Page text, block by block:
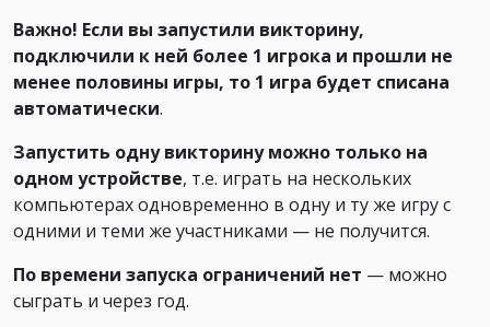
Важно! Если вы запустили викторину,
подключили к ней более 1 игрока и прошли не
менее половины игры, то 1 игра будет списана
автоматически.
Запустить одну викторину можно только на
одном устройстве, т.е. играть на нескольких
компьютерах одновременно в одну и ту же игру с
одними и теми же участниками — не получится.
По времени запуска ограничений нет — можно
сыграть и через год.